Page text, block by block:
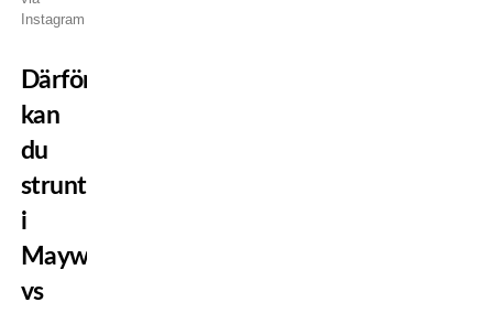
Instagram
Därför
kan
du
strunta
i
Mayweather
vs